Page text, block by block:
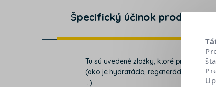
Špecifický účinok produktu
Tu sú uvedené zložky, ktoré
(ako je hydratácia, regenerácia,
...).